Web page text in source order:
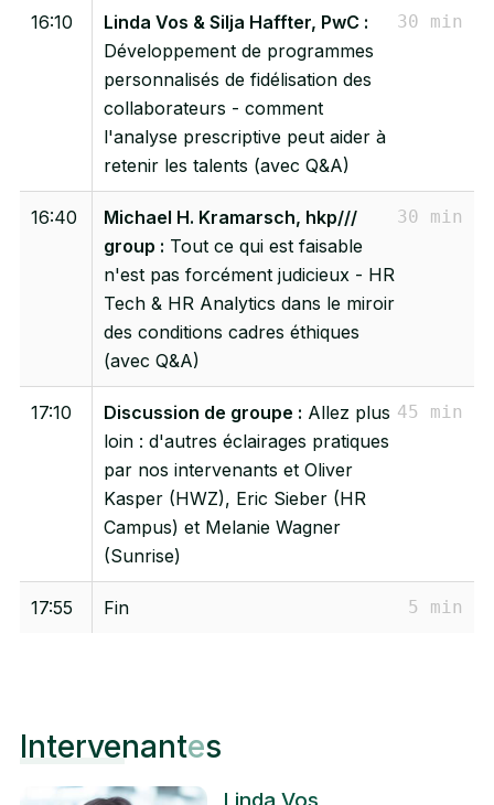
16:10
Linda Vos & Silja Haffter, PwC :
Développement de programmes
personnalisés de fidélisation des
collaborateurs - comment
l'analyse prescriptive peut aider à
retenir les talents (avec Q&A)
30 min
16:40
Michael H. Kramarsch, hkp///
group : Tout ce qui est faisable
n'est pas forcément judicieux - HR
Tech & HR Analytics dans le miroir
des conditions cadres éthiques
(avec Q&A)
30 min
17:10 Discussion de groupe : Allez plus
loin : d'autres éclairages pratiques
par nos intervenants et Oliver
Kasper (HWZ), Eric Sieber (HR
Campus) et Melanie Wagner
(Sunrise)
45 min
17:55 Fin 5 min
Intervenantes